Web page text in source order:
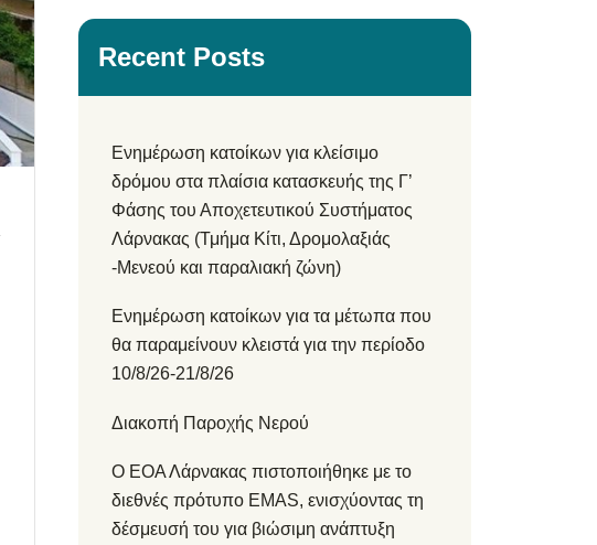
Recent Posts
Ενημέρωση κατοίκων για κλείσιμο
δρόμου στα πλαίσια κατασκευής της Γ’
Φάσης του Αποχετευτικού Συστήματος
Λάρνακας (Τμήμα Κίτι, Δρομολαξιάς
-Μενεού και παραλιακή ζώνη)
Ενημέρωση κατοίκων για τα μέτωπα που
θα παραμείνουν κλειστά για την περίοδο
10/8/26-21/8/26
Διακοπή Παροχής Νερού
Ο ΕΟΑ Λάρνακας πιστοποιήθηκε με το
διεθνές πρότυπο EMAS, ενισχύοντας τη
δέσμευσή του για βιώσιμη ανάπτυξη